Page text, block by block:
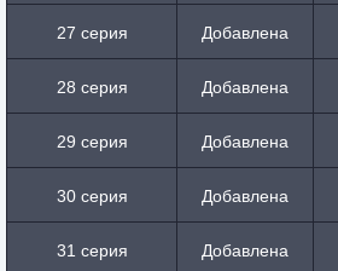
27 серия Добавлена
28 серия Добавлена
29 серия Добавлена
30 серия Добавлена
31 серия Добавлена